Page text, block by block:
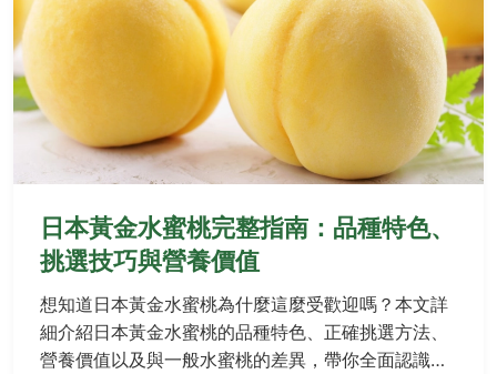
日本黃金水蜜桃完整指南：品種特色、
挑選技巧與營養價值
想知道日本黃金水蜜桃為什麼這麼受歡迎嗎？本文詳
細介紹日本黃金水蜜桃的品種特色、正確挑選方法、
營養價值以及與一般水蜜桃的差異，帶你全面認識這